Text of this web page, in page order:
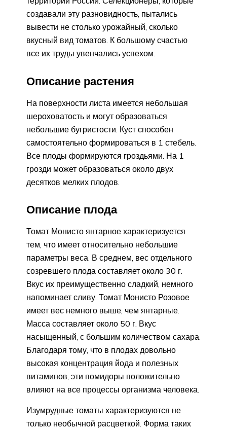
создавали эту разновидность, пытались
вывести не столько урожайный, сколько
вкусный вид томатов. К большому счастью
все их труды увенчались успехом.
Описание растения
На поверхности листа имеется небольшая
шероховатость и могут образоваться
небольшие бугристости. Куст способен
самостоятельно формироваться в 1 стебель.
Все плоды формируются гроздьями. На 1
грозди может образоваться около двух
десятков мелких плодов.
Описание плода
Томат Монисто янтарное характеризуется
тем, что имеет относительно небольшие
параметры веса. В среднем, вес отдельного
созревшего плода составляет около 30 г.
Вкус их преимущественно сладкий, немного
напоминает сливу. Томат Монисто Розовое
имеет вес немного выше, чем янтарные.
Масса составляет около 50 г. Вкус
насыщенный, с большим количеством сахара.
Благодаря тому, что в плодах довольно
высокая концентрация йода и полезных
витаминов, эти помидоры положительно
влияют на все процессы организма человека.
Изумрудные томаты характеризуются не
только необычной расцветкой. Форма таких